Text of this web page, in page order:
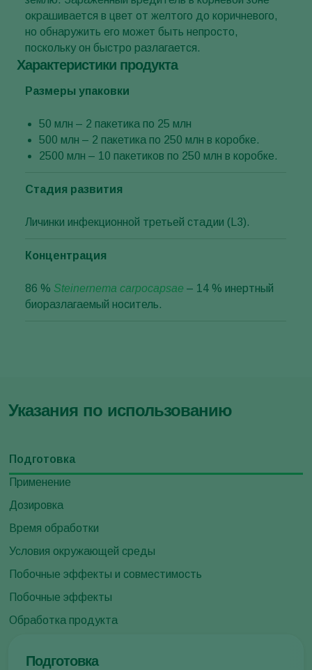
окрашивается в цвет от желтого до коричневого,
но обнаружить его может быть непросто,
поскольку он быстро разлагается.
Характеристики продукта
Размеры упаковки
50 млн – 2 пакетика по 25 млн
500 млн – 2 пакетика по 250 млн в коробке.
2500 млн – 10 пакетиков по 250 млн в коробке.
Стадия развития
Личинки инфекционной третьей стадии (L3).
Концентрация
86 % Steinernema carpocapsae – 14 % инертный
биоразлагаемый носитель.
Указания по использованию
Подготовка
Применение
Дозировка
Время обработки
Условия окружающей среды
Побочные эффекты и совместимость
Побочные эффекты
Обработка продукта
Подготовка